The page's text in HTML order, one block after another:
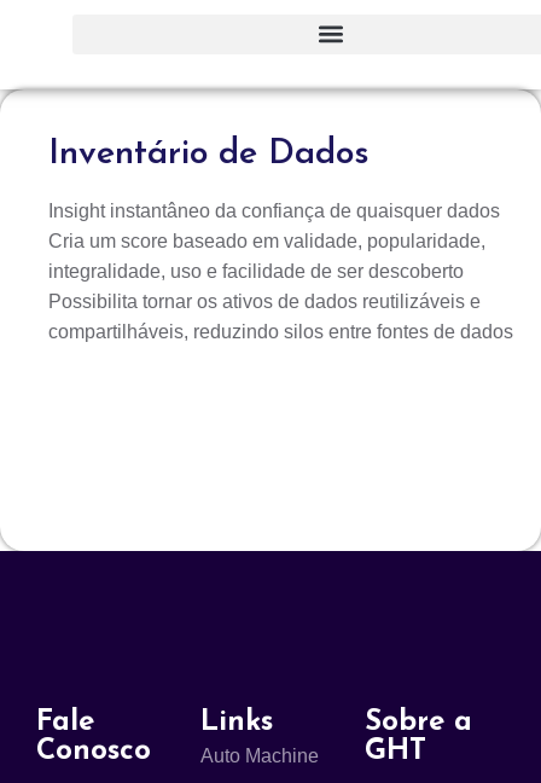
Inventário de Dados
Insight instantâneo da confiança de quaisquer dados
Cria um score baseado em validade, popularidade,
integralidade, uso e facilidade de ser descoberto
Possibilita tornar os ativos de dados reutilizáveis e
compartilháveis, reduzindo silos entre fontes de dados
Fale
Conosco
Links
Auto Machine
Sobre a
GHT